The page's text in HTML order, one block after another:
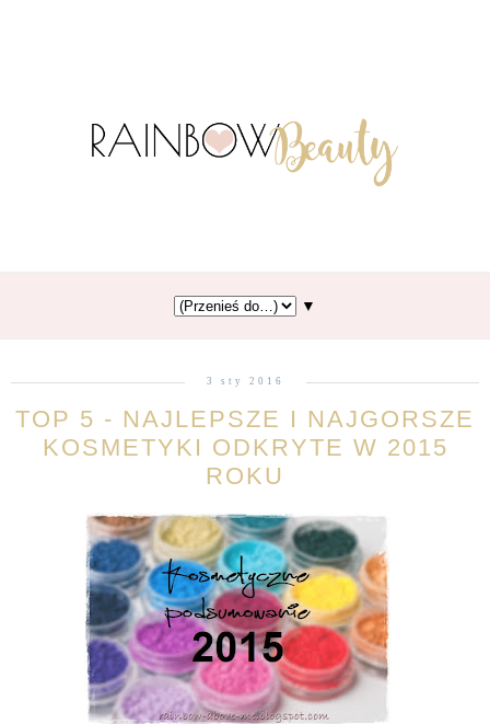
▼
3 sty 2016
TOP 5 - NAJLEPSZE I NAJGORSZE
KOSMETYKI ODKRYTE W 2015
ROKU